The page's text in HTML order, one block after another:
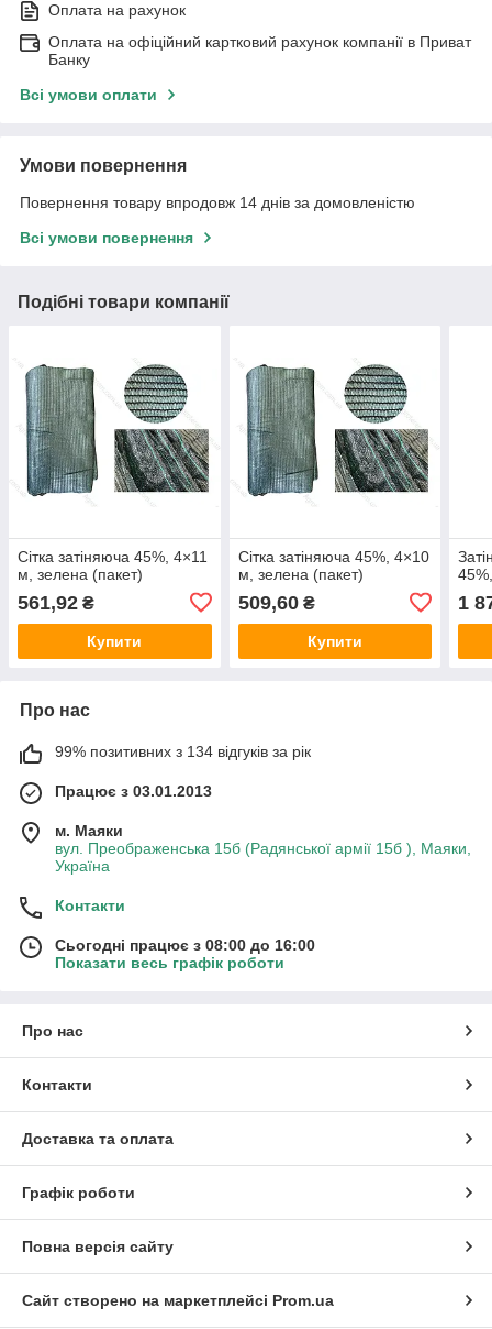
Оплата на рахунок
Оплата на офіційний картковий рахунок компанії в Приват
Банку
Всі умови оплати
Умови повернення
Повернення товару впродовж 14 днів за домовленістю
Всі умови повернення
Подібні товари компанії
Сітка затіняюча 45%, 4×11
м, зелена (пакет)
561,92 ₴
Купити
Сітка затіняюча 45%, 4×10
м, зелена (пакет)
509,60₴
Купити
1
Про нас
99% позитивних з 134 відгуків за рік
Працює з 03.01.2013
м. Маяки
вул. Преображенська 15б (Радянської армії 15б ), Маяки,
Україна
Контакти
Сьогодні працює з 08:00 до 16:00
Показати весь графік роботи
Про нас
Контакти
Доставка та оплата
Графік роботи
Повна версія сайту
Сайт створено на маркетплейсі Prom.ua